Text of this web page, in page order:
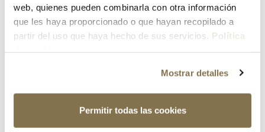
web, quienes pueden combinarla con otra información
que les haya proporcionado o que hayan recopilado a
partir del uso que haya hecho de sus servicios. Política
Mostrar detalles
Permitir todas las cookies